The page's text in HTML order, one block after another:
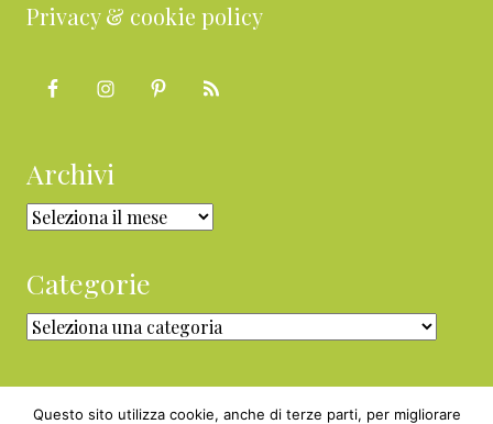
Privacy & cookie policy
Archivi
Archivi
Categorie
Categorie
Questo sito utilizza cookie, anche di terze parti, per migliorare